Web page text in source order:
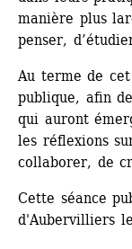
manière plus
penser,
Au terme de
publique, afin
qui auront
les réflexions
collaborer, de
Cette séance
d'Aubervilliers